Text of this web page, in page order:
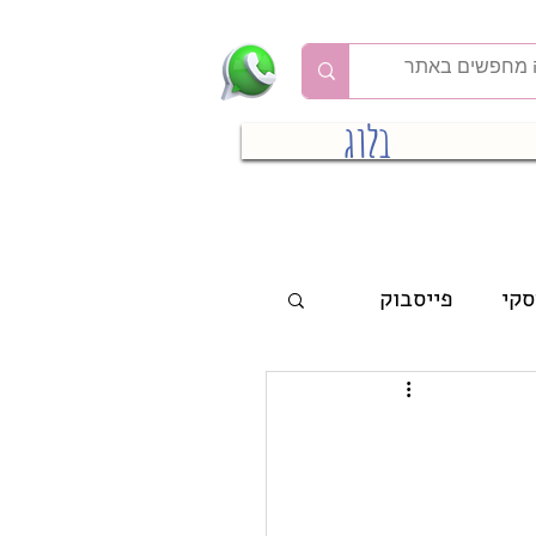
בלוג
פייסבוק